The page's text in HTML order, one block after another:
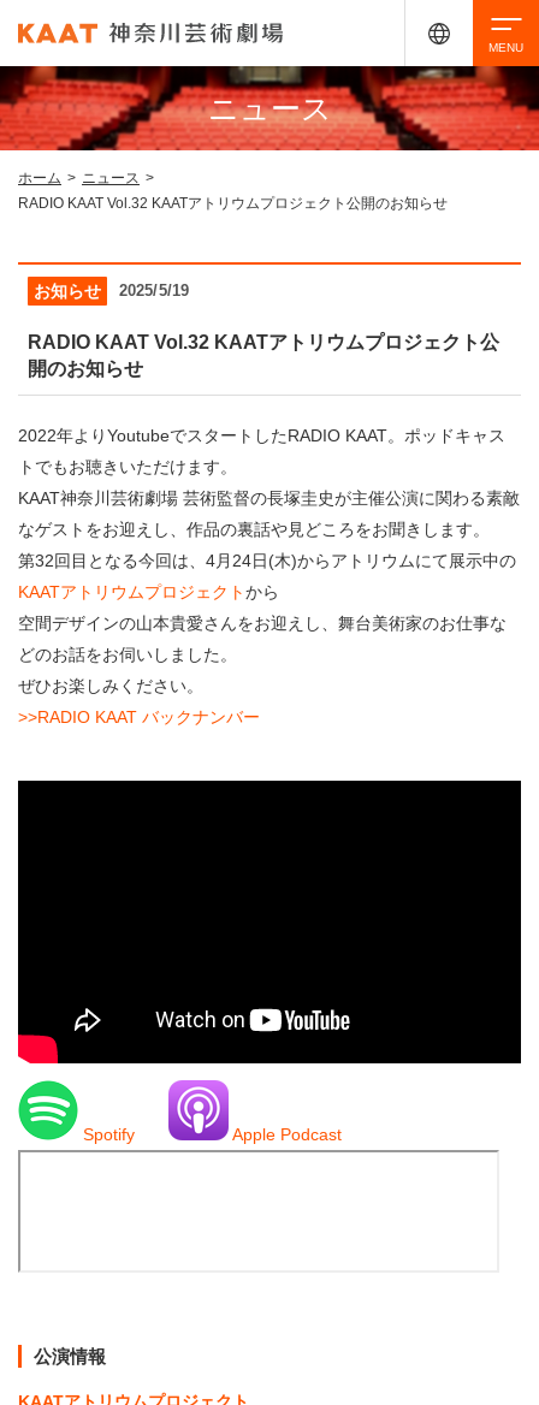
イベントを探す
・ イベント一覧
ご来場案内
・ 館内サービス・アクセシビリティ
・ フロアマップ
・ レストラン/カフェ
・ 交通案内
施設を借りる
・ ミッション
・ 芸術監督
SNS
検索
ニュース
ホーム > ニュース >
RADIO KAAT Vol.32 KAATアトリウムプロジェクト公開のお知らせ
お知らせ 2025/5/19
RADIO KAAT Vol.32 KAATアトリウムプロジェクト公
開のお知らせ
2022年よりYoutubeでスタートしたRADIO KAAT。ポッドキャス
トでもお聴きいただけます。
KAAT神奈川芸術劇場 芸術監督の長塚圭史が主催公演に関わる素敵
なゲストをお迎えし、作品の裏話や見どころをお聞きします。
第32回目となる今回は、4月24日(木)からアトリウムにて展示中の
KAATアトリウムプロジェクトから
空間デザインの山本貴愛さんをお迎えし、舞台美術家のお仕事な
どのお話をお伺いしました。
ぜひお楽しみください。
>>RADIO KAAT バックナンバー
Spotify Apple Podcast
公演情報